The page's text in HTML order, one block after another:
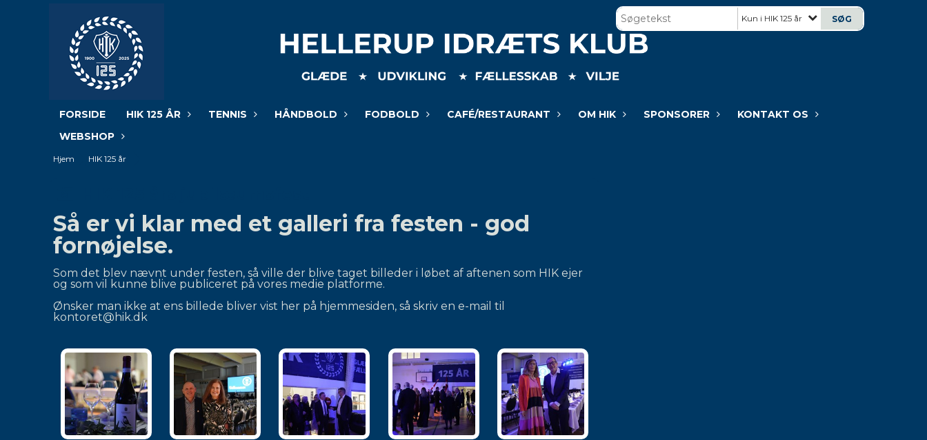
Kun i HIK 125 år
FORSIDE HIK 125 ÅR TENNIS HÅNDBOLD FODBOLD CAFÉ/RESTAURANT OM HIK SPONSORER
KONTAKT OS
WEBSHOP
Hjem HIK 125 år
Så er vi klar med et galleri fra festen - god
fornøjelse.
Som det blev nævnt under festen, så ville der blive taget billeder i løbet af aftenen som HIK ejer
og som vil kunne blive publiceret på vores medie platforme.
Ønsker man ikke at ens billede bliver vist her på hjemmesiden, så skriv en e-mail til
kontoret@hik.dk